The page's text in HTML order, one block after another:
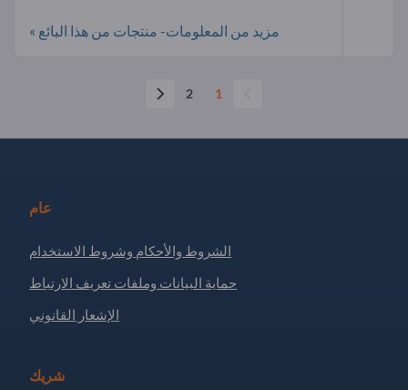
مزيد من المعلومات- منتجات من هذا البائع »
1
2
عام
الشروط والأحكام وشروط الاستخدام
حماية البيانات وملفات تعريف الارتباط
الإشعار القانوني
شريك